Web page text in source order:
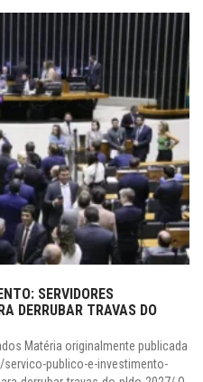
SERVIDORES
DERRUBAR TRAVAS DO
Matéria originalmente publicada
servico-publico-e-investimento-